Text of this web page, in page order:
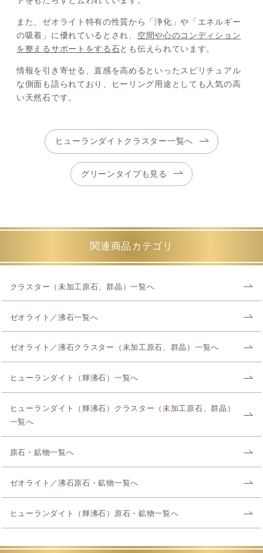
また、ゼオライト特有の性質から「浄化」や「エネルギー
の吸着」に優れているとされ、 空間や心のコンディション
を整えるサポートをする石とも伝えられています。
情報を引き寄せる、直感を高めるといったスピリチュアル
な側面も語られており、ヒーリング用途としても人気の高
い天然石です。
ヒューランダイトクラスター一覧へ
グリーンタイプも見る
関連商品カテゴリ
クラスター（未加工原石、群晶）一覧へ
ゼオライト／沸石一覧へ
ゼオライト／沸石クラスター（未加工原石、群晶）一覧へ
ヒューランダイト（輝沸石）一覧へ
ヒューランダイト（輝沸石）クラスター（未加工原石、群晶）
一覧へ
原石・鉱物一覧へ
ゼオライト／沸石原石・鉱物一覧へ
ヒューランダイト（輝沸石）原石・鉱物一覧へ